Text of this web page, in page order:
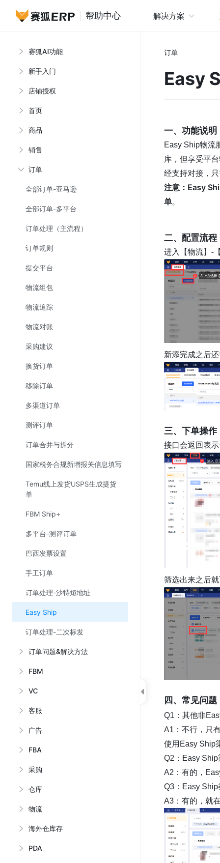
帮助中心 解决方案
赛狐
订单
Easy
一、功能说明
Easy Ship物流
库，但享受平
经支持对接，
注意：Easy
单。
二、配置流程
进入【物流】-
新添完成之后
三、下单操作
接口会返回表
筛选出来之后
四、常见问题
Q1：其他非
A1：不行，只
使用Easy Ship
Q2：Easy
A2：有的，
Q3：Easy
A3：有的，就
赛狐AI功能
新手入门
店铺授权
首页
商品
销售
订单
全部订单-亚马逊
全部订单-多平台
订单处理（主流程）
订单规则
提交平台
物流组包
物流追踪
物流对账
采购建议
换货订单
移除订单
多渠道订单
测评订单
订单合并与拆分
国家税务合规新增报关信息填写
Temu线上发货USPS生成提货
单
FBM Ship+
多平台-测评订单
巴西发票设置
手工订单
订单处理-沙特短地址
Easy Ship
订单处理-二次标发
订单问题&解决方法
FBM
VC
客服
广告
FBA
采购
仓库
物流
海外仓库存
PDA